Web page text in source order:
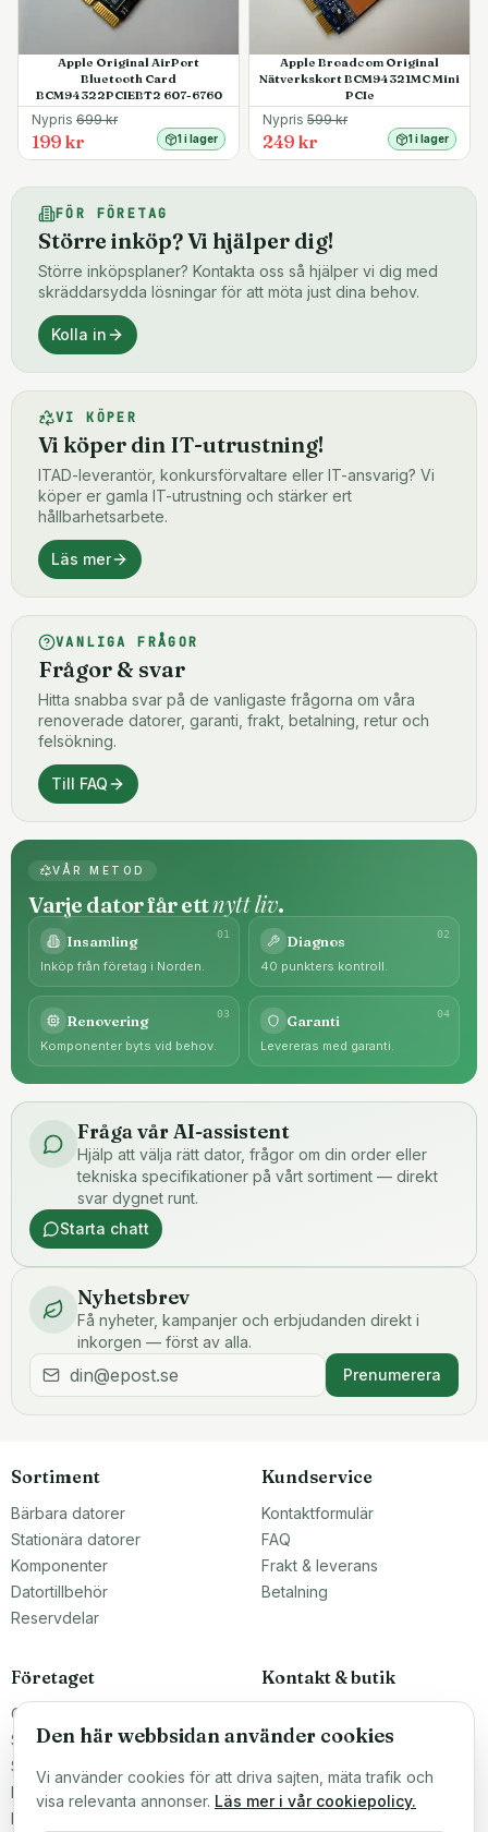
Apple Original AirPort
Bluetooth Card
BCM94322PCIEBT2 607-6760
Nypris 699kr
199 kr 1 i lager
Apple Broadcom Original
Nätverkskort BCM94321MC Mini
PCIe
Nypris 599kr
249 kr 1 i lager
FÖR FÖRETAG
Större inköp? Vi hjälper dig!
Större inköpsplaner? Kontakta oss så hjälper vi dig med
skräddarsydda lösningar för att möta just dina behov.
Kolla in
VI KÖPER
Vi köper din IT-utrustning!
ITAD-leverantör, konkursförvaltare eller IT-ansvarig? Vi
köper er gamla IT-utrustning och stärker ert
hållbarhetsarbete.
Läs mer
VANLIGA FRÅGOR
Frågor & svar
Hitta snabba svar på de vanligaste frågorna om våra
renoverade datorer, garanti, frakt, betalning, retur och
felsökning.
Till FAQ
VÅR METOD
Varje dator får ettnytt liv.
01
Insamling
Inköp från företag i Norden.
02
Diagnos
40 punkters kontroll.
03
Renovering
Komponenter byts vid behov.
04
Garanti
Levereras med garanti.
Fråga vår AI-assistent
Hjälp att välja rätt dator, frågor om din order eller
tekniska specifikationer på vårt sortiment — direkt
svar dygnet runt.
Starta chatt
Nyhetsbrev
Få nyheter, kampanjer och erbjudanden direkt i
inkorgen — först av alla.
Prenumerera
Sortiment
Bärbara datorer
Stationära datorer
Komponenter
Datortillbehör
Reservdelar
Kundservice
Kontaktformulär
FAQ
Frakt & leverans
Betalning
Företaget
Om oss
Större inköp?
Sälj till oss
Köpvillkor
Integritetspolicy
Kontakt & butik
Malmö, Sverige
ÖPPETTIDER
Mån–Fre 10–16
Den här webbsidan använder cookies
Vi använder cookies för att driva sajten, mäta trafik och
visa relevanta annonser. Läs mer i vår cookiepolicy.